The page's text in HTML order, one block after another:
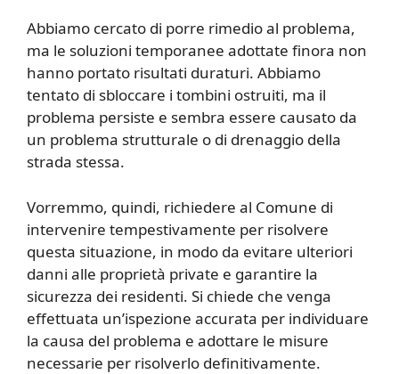
Abbiamo cercato di porre rimedio al problema,
ma le soluzioni temporanee adottate finora non
hanno portato risultati duraturi. Abbiamo
tentato di sbloccare i tombini ostruiti, ma il
problema persiste e sembra essere causato da
un problema strutturale o di drenaggio della
strada stessa.
Vorremmo, quindi, richiedere al Comune di
intervenire tempestivamente per risolvere
questa situazione, in modo da evitare ulteriori
danni alle proprietà private e garantire la
sicurezza dei residenti. Si chiede che venga
effettuata un’ispezione accurata per individuare
la causa del problema e adottare le misure
necessarie per risolverlo definitivamente.